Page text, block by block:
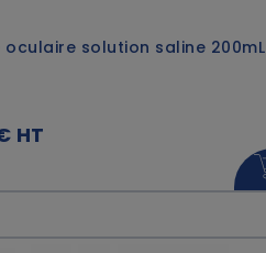
oculaire solution saline 200mL
HT